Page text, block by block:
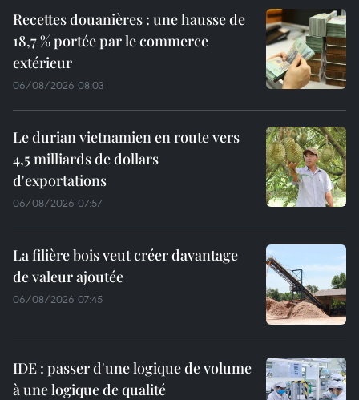
Recettes douanières : une hausse de
18,7 % portée par le commerce
extérieur
06/08/2026 08:03
Le durian vietnamien en route vers
4,5 milliards de dollars
d'exportations
06/08/2026 07:57
La filière bois veut créer davantage
de valeur ajoutée
06/08/2026 07:45
IDE : passer d'une logique de volume
à une logique de qualité